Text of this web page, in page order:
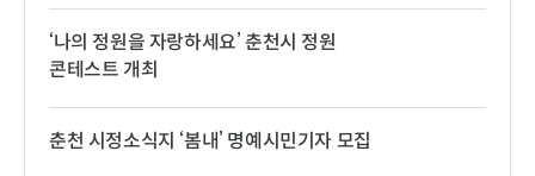
‘나의 정원을 자랑하세요’ 춘천시 정원
콘테스트 개최
춘천 시정소식지 ‘봄내’ 명예시민기자 모집